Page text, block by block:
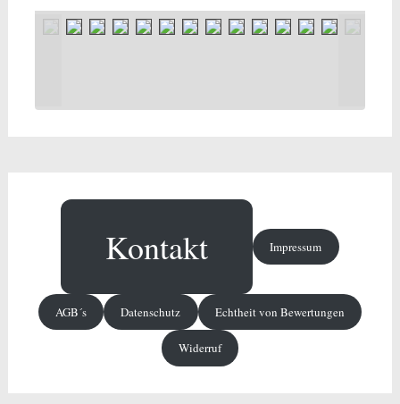
Kontakt Impressum
AGB´s Datenschutz Echtheit von Bewertungen
Widerruf